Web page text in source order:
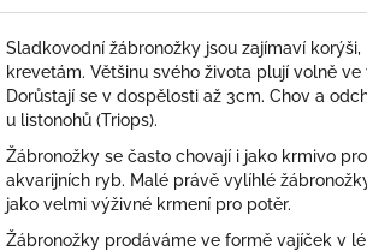
Sladkovodní žábronožky jsou zajímaví
krevetám. Většinu svého života plují volně
Dorůstají se v dospělosti až 3cm. Chov a
u listonohů (Triops).
Žábronožky se často chovají i jako krmivo
akvarijních ryb. Malé právě vylíhlé
jako velmi výživné krmení pro potěr.
Žábronožky prodáváme ve formě vajíček v